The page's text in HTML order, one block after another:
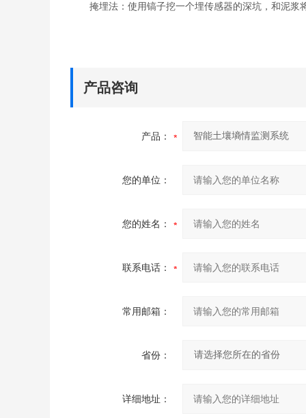
掩埋法：使用镐子挖一个埋传感器的深坑，和泥浆
产品咨询
产品：
您的单位：
您的姓名：
联系电话：
常用邮箱：
省份：
详细地址：